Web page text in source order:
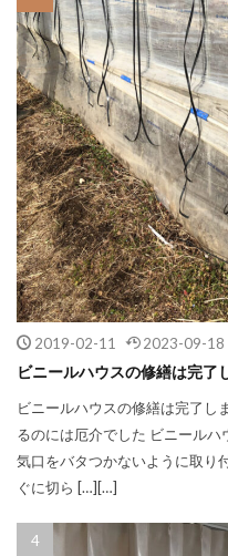
2019-02-11 2023-09-18
ビニールハウスの修繕は完了
ビニールハウスの修繕は完了し
るのには厄介でした ビニール
気口をバタつかないように取り
ぐに切ら […][…]